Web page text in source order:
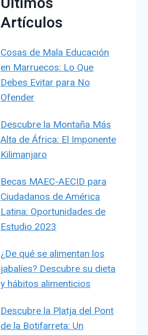
Artículos
Cosas de Mala Educación
en Marruecos: Lo Que
Debes Evitar para No
Ofender
Descubre la Montaña Más
Alta de África: El Imponente
Kilimanjaro
Becas MAEC-AECID para
Ciudadanos de América
Latina: Oportunidades de
Estudio 2023
¿De qué se alimentan los
jabalíes? Descubre su dieta
y hábitos alimenticios
Descubre la Platja del Pont
de la Botifarreta: Un